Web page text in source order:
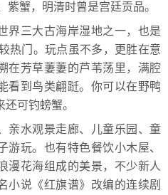
紫蟹，明清时曾是宫廷贡品。
三大古海岸湿地之一，也是
热门。玩点虽不多，更胜在意
在芳草萋萋的芦苇荡里，满腔
看到鸟类翩跹。你可以在野鸭
可钓螃蟹。
水观景走廊、儿童乐园、童
游玩。也有特色餐饮小木屋、
漫花海组成的美景，不少新人
小说《红旗谱》改编的连续剧